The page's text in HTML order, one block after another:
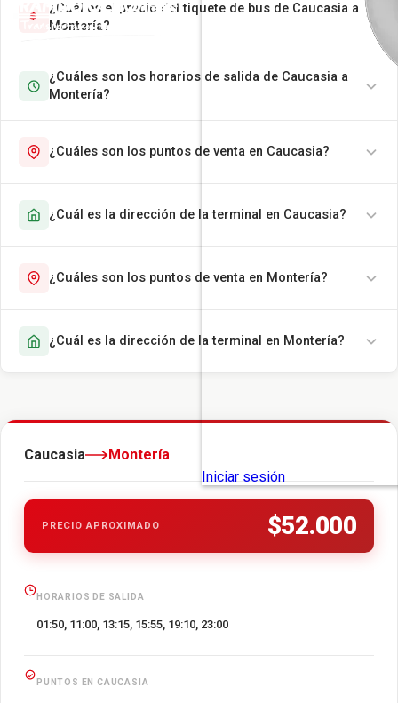
¿Cuál es el precio del tiquete de bus de Caucasia a
Montería?
¿Cuáles son los horarios de salida de Caucasia a
Montería?
¿Cuáles son los puntos de venta en Caucasia?
¿Cuál es la dirección de la terminal en Caucasia?
¿Cuáles son los puntos de venta en Montería?
¿Cuál es la dirección de la terminal en Montería?
Caucasia Montería
PRECIO APROXIMADO $52.000
HORARIOS DE SALIDA
01:50, 11:00, 13:15, 15:55, 19:10, 23:00
PUNTOS EN CAUCASIA